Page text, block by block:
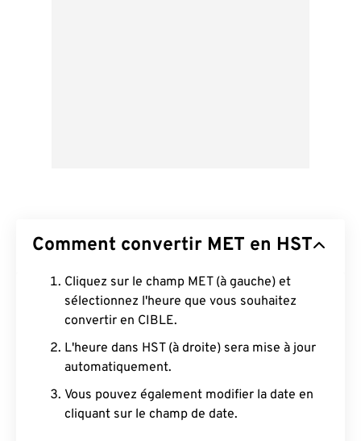
Comment convertir MET en HST
Cliquez sur le champ MET (à gauche) et
sélectionnez l'heure que vous souhaitez
convertir en CIBLE.
L'heure dans HST (à droite) sera mise à jour
automatiquement.
Vous pouvez également modifier la date en
cliquant sur le champ de date.